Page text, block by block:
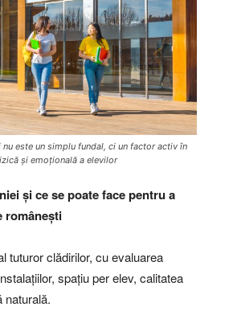
este un simplu fundal, ci un factor activ în
și emoțională a elevilor
și ce se poate facepentru a
românești
tuturor clădirilor, cu evaluarea
spațiu per elev, calitatea
naturală.